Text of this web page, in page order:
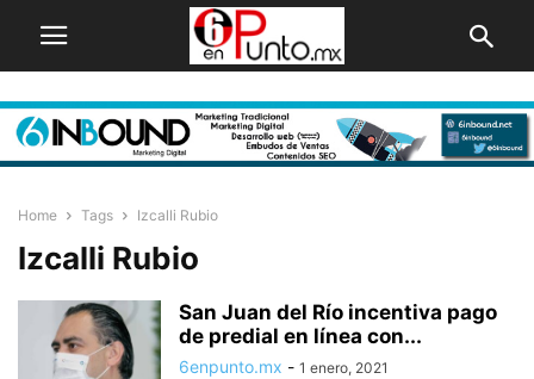
Home Tags Izcalli Rubio
Izcalli Rubio
San Juan del Río incentiva pago
de predial en línea con...
6enpunto.mx - 1 enero, 2021